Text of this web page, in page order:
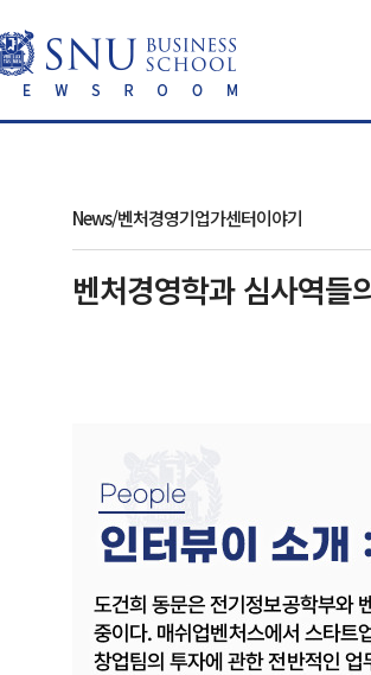
News/벤처경영기업가센터이야기
벤처경영학과 심사역들